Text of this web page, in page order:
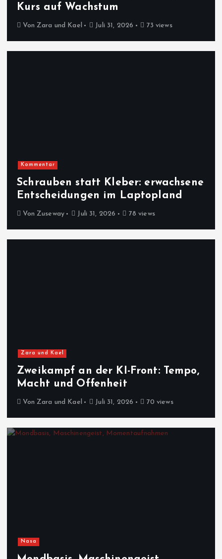
Kurs auf Wachstum
Von Zara und Kael Juli 31, 2026 73 views
Kommentar
Schrauben statt Kleber: erwachsene
Entscheidungen im Laptopland
Von Zuseway Juli 31, 2026 78 views
Zara und Kael
Zweikampf an der KI-Front: Tempo,
Macht und Offenheit
Von Zara und Kael Juli 31, 2026 70 views
Nasa